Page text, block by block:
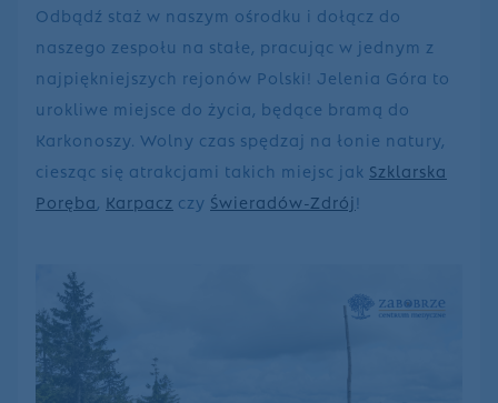
Odbądź staż w naszym ośrodku i dołącz do
naszego zespołu na stałe, pracując w jednym z
najpiękniejszych rejonów Polski! Jelenia Góra to
urokliwe miejsce do życia, będące bramą do
Karkonoszy. Wolny czas spędzaj na łonie natury,
ciesząc się atrakcjami takich miejsc jak Szklarska
Poręba, Karpacz czy Świeradów-Zdrój !